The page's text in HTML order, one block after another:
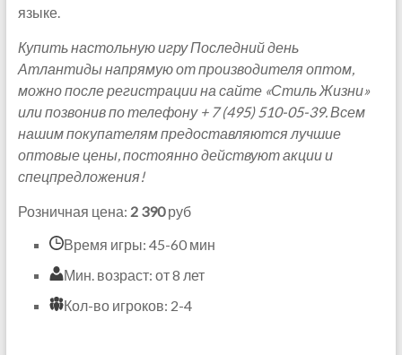
языке.
Купить настольную игру Последний день
Атлантиды напрямую от производителя оптом,
можно после регистрации на сайте «Стиль Жизни»
или позвонив по телефону + 7 (495) 510-05-39. Всем
нашим покупателям предоставляются лучшие
оптовые цены, постоянно действуют акции и
спецпредложения!
Розничная цена: 2 390руб
Время игры: 45-60 мин
Мин. возраст: от 8 лет
Кол-во игроков: 2-4